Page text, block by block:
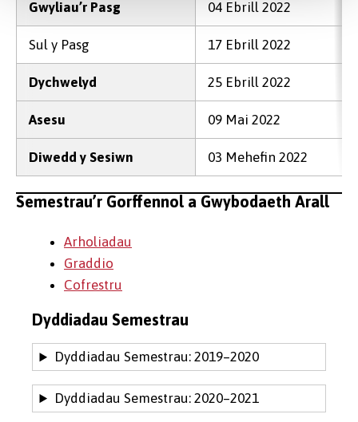
Gwyliau’r Pasg 04 Ebrill 2022
Sul y Pasg 17 Ebrill 2022
Dychwelyd 25 Ebrill 2022
Asesu 09 Mai 2022
Diwedd y Sesiwn 03 Mehefin 2022
Semestrau’r Gorffennol a Gwybodaeth Arall
Arholiadau
Graddio
Cofrestru
Dyddiadau Semestrau
Dyddiadau Semestrau: 2019–2020
Dyddiadau Semestrau: 2020–2021